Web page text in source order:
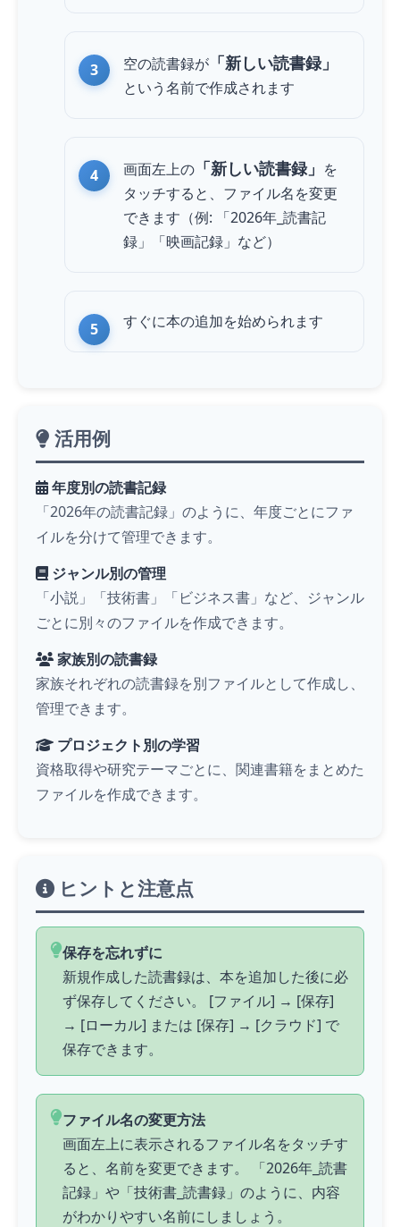
空の読書録が 「新しい読書録」
という名前で作成されます
画面左上の 「新しい読書録」 を
タッチすると、ファイル名を変更
できます（例: 「2026年_読書記
録」「映画記録」など）
すぐに本の追加を始められます
活用例
年度別の読書記録
「2026年の読書記録」のように、年度ごとにファ
イルを分けて管理できます。
ジャンル別の管理
「小説」「技術書」「ビジネス書」など、ジャンル
ごとに別々のファイルを作成できます。
家族別の読書録
家族それぞれの読書録を別ファイルとして作成し、
管理できます。
プロジェクト別の学習
資格取得や研究テーマごとに、関連書籍をまとめた
ファイルを作成できます。
ヒントと注意点
保存を忘れずに
新規作成した読書録は、本を追加した後に必
ず保存してください。 [ファイル] → [保存]
→ [ローカル] または [保存] → [クラウド] で
保存できます。
ファイル名の変更方法
画面左上に表示されるファイル名をタッチす
ると、名前を変更できます。 「2026年_読書
記録」や「技術書_読書録」のように、内容
がわかりやすい名前にしましょう。